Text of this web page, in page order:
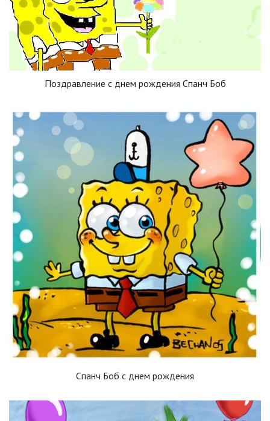
Поздравление с днем рождения Спанч Боб
Спанч Боб с днем рождения